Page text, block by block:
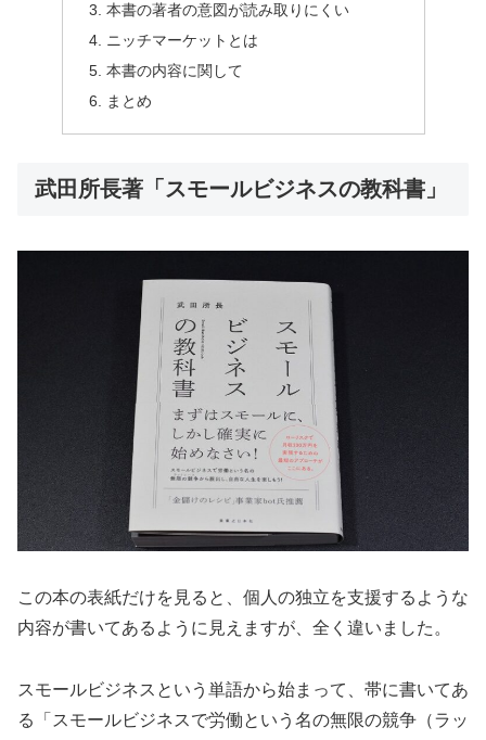
本書の著者の意図が読み取りにくい
ニッチマーケットとは
本書の内容に関して
まとめ
武田所長著「スモールビジネスの教科書」
この本の表紙だけを見ると、個人の独立を支援するような
内容が書いてあるように見えますが、全く違いました。
スモールビジネスという単語から始まって、帯に書いてあ
る「スモールビジネスで労働という名の無限の競争（ラッ